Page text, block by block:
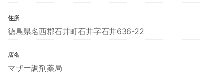
住所
徳島県名西郡石井町石井字石井636-22
店名
マザー調剤薬局